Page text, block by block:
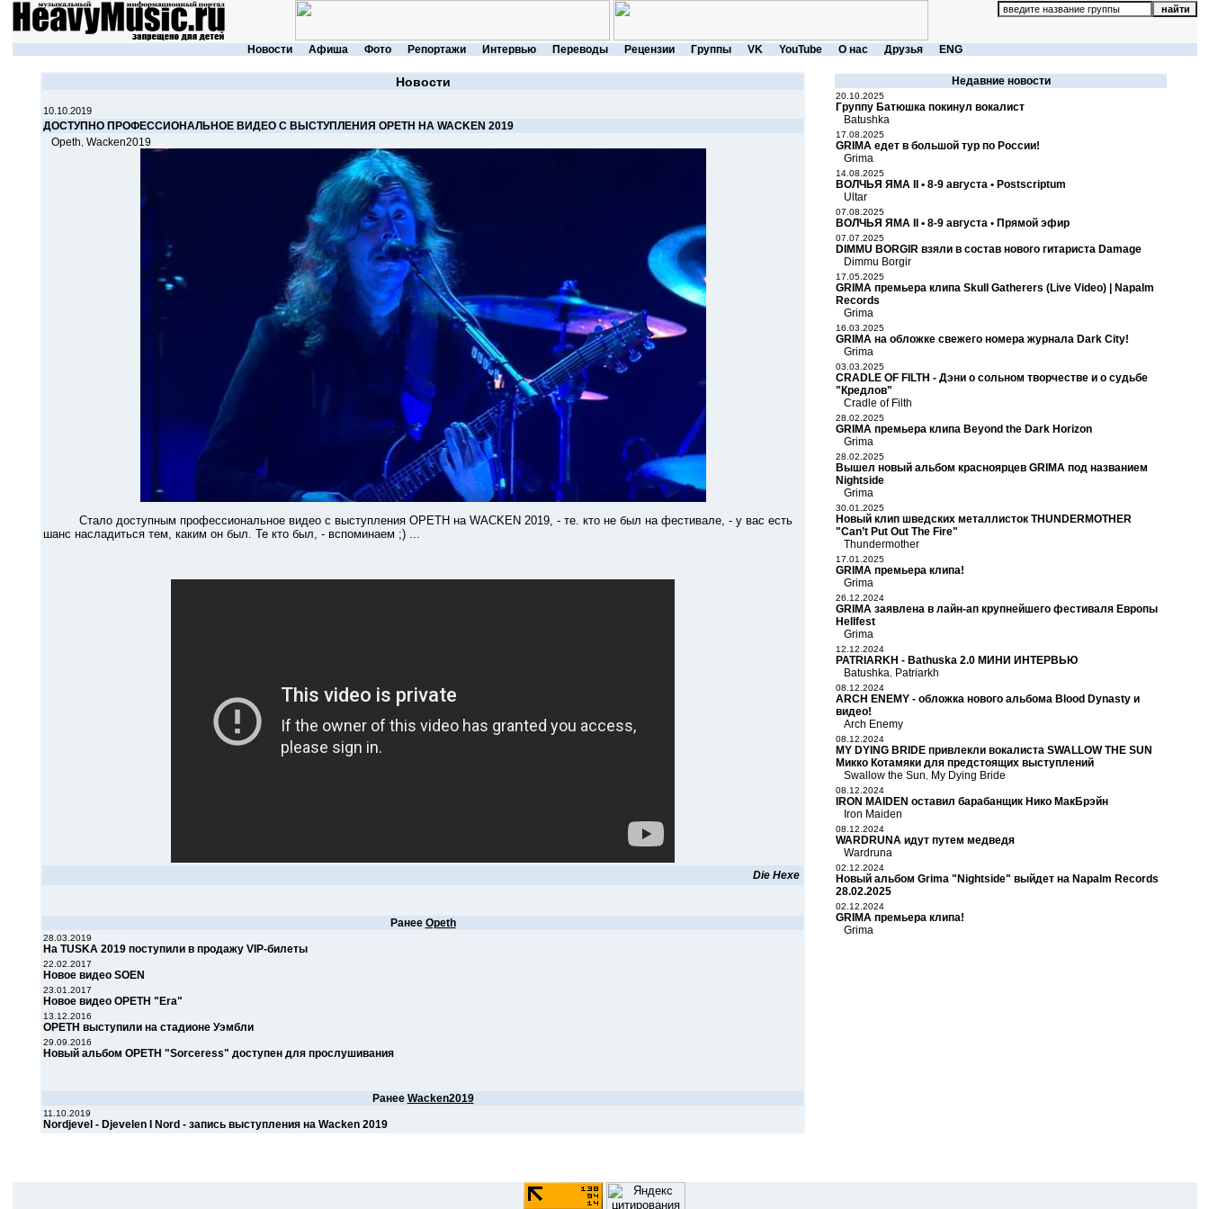
Новости Афиша Фото Репортажи Интервью Переводы Рецензии Группы VK YouTube О нас Друзья ENG
Новости
10.10.2019
ДОСТУПНО ПРОФЕССИОНАЛЬНОЕ ВИДЕО С ВЫСТУПЛЕНИЯ OPETH НА WACKEN 2019
Opeth Wacken2019
Стало доступным профессиональное видео с выступления OPETH на WACKEN 2019, - те. кто не был на фестивале, - у вас есть
шанс насладиться тем, каким он был. Те кто был, - вспоминаем ;) ...
Die Hexe
Ранее Opeth
28.03.2019
На TUSKA 2019 поступили в продажу VIP-билеты
22.02.2017
Новое видео SOEN
23.01.2017
Новое видео OPETH "Era"
13.12.2016
OPETH выступили на стадионе Уэмбли
29.09.2016
Новый альбом OPETH "Sorceress" доступен для прослушивания
Ранее Wacken2019
11.10.2019
Nordjevel - Djevelen I Nord - запись выступления на Wacken 2019
Недавние новости
20.10.2025
Группу Батюшка покинул вокалист
Batushka
17.08.2025
GRIMA едет в большой тур по России!
Grima
14.08.2025
ВОЛЧЬЯ ЯМА II • 8-9 августа • Postscriptum
Ultar
07.08.2025
ВОЛЧЬЯ ЯМА II • 8-9 августа • Прямой эфир
07.07.2025
DIMMU BORGIR взяли в состав нового гитариста Damage
Dimmu Borgir
17.05.2025
GRIMA премьера клипа Skull Gatherers (Live Video) | Napalm
Records
Grima
16.03.2025
GRIMA на обложке свежего номера журнала Dark City!
Grima
03.03.2025
CRADLE OF FILTH - Дэни о сольном творчестве и о судьбе
"Кредлов"
Cradle of Filth
28.02.2025
GRIMA премьера клипа Beyond the Dark Horizon
Grima
28.02.2025
Вышел новый альбом красноярцев GRIMA под названием
Nightside
Grima
30.01.2025
Новый клип шведских металлисток THUNDERMOTHER
"Can’t Put Out The Fire"
Thundermother
17.01.2025
GRIMA премьера клипа!
Grima
26.12.2024
GRIMA заявлена в лайн-ап крупнейшего фестиваля Европы
Hellfest
Grima
12.12.2024
PATRIARKH - Bathuska 2.0 МИНИ ИНТЕРВЬЮ
Batushka Patriarkh
08.12.2024
ARCH ENEMY - обложка нового альбома Blood Dynasty и
видео!
Arch Enemy
08.12.2024
MY DYING BRIDE привлекли вокалиста SWALLOW THE SUN
Микко Котамяки для предстоящих выступлений
Swallow the Sun
My Dying Bride
08.12.2024
IRON MAIDEN оставил барабанщик Нико МакБрэйн
Iron Maiden
08.12.2024
WARDRUNA идут путем медведя
Wardruna
02.12.2024
Новый альбом Grima "Nightside" выйдет на Napalm Records
28.02.2025
02.12.2024
GRIMA премьера клипа!
Grima